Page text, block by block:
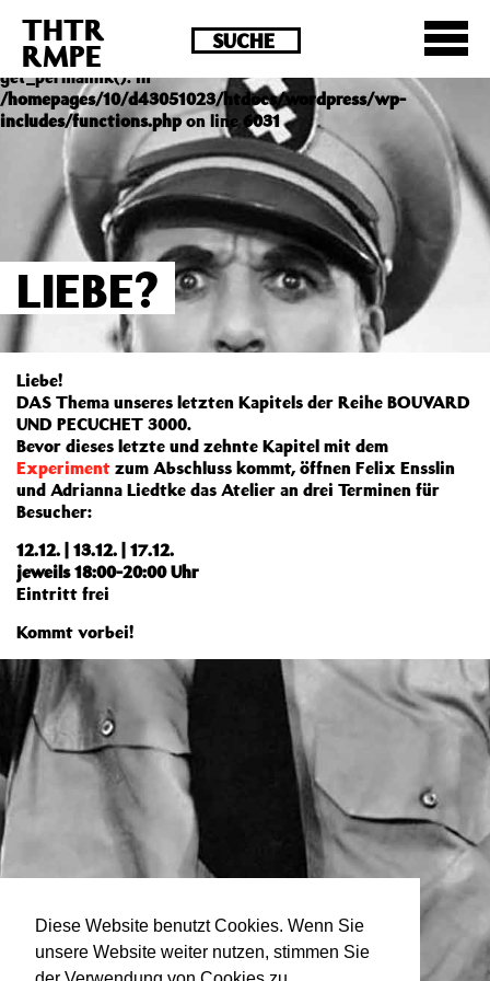
Diese Website benutzt Cookies. Wenn Sie
unsere Website weiter nutzen, stimmen Sie
Deprecated : Die Funktion post_permalink ist seit
Version 4.4.0 veraltet! Verwende stattdessen
get_permalink(). in
/homepages/10/d43051023/htdocs/wordpress/wp-
includes/functions.phpon line6031
THTR
RMPE
LIEBE?
Liebe!
DAS Thema unseres letzten Kapitels der Reihe BOUVARD
UND PECUCHET 3000.
Bevor dieses letzte und zehnte Kapitel mit dem
Experiment zum Abschluss kommt, öffnen Felix Ensslin
und Adrianna Liedtke das Atelier an drei Terminen für
Besucher:
12.12. | 13.12. | 17.12.
jeweils 18:00-20:00 Uhr
Eintritt frei
Kommt vorbei!